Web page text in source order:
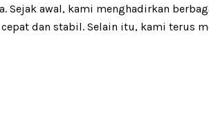
Sejak awal, kami menghadirkan
dan stabil. Selain itu, kami terus